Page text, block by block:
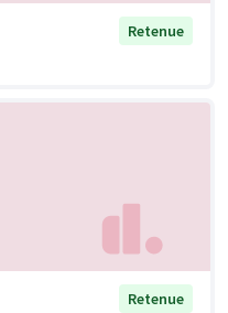
Retenue
Retenue